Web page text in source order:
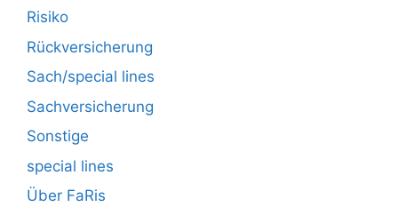
Risiko
Rückversicherung
Sach/special lines
Sachversicherung
Sonstige
special lines
Über FaRis